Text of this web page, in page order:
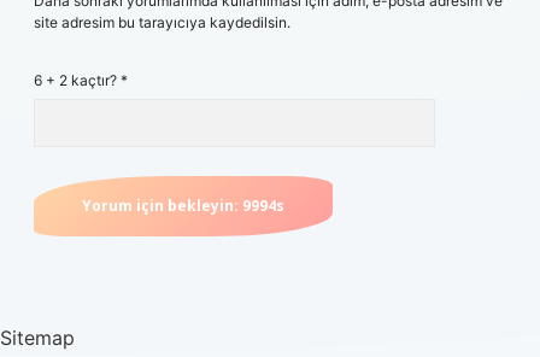
site adresim bu tarayıcıya kaydedilsin.
6 + 2 kaçtır? *
Sitemap